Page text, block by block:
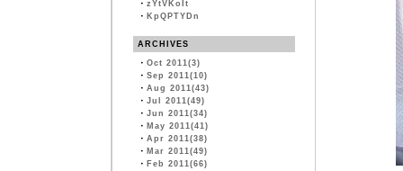
・ zYtVKoIt
・ KpQPTYDn
ARCHIVES
・ Oct 2011(3)
・ Sep 2011(10)
・ Aug 2011(43)
・ Jul 2011(49)
・ Jun 2011(34)
・ May 2011(41)
・ Apr 2011(38)
・ Mar 2011(49)
・ Feb 2011(66)